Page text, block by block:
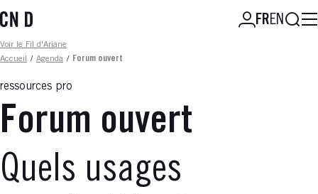
au
principal
FREN
Fil d'ariane
Voir le Fil d'Ariane
Accueil
/ Agenda / Forum ouvert
ressources pro
Forum ouvert
Quels usages